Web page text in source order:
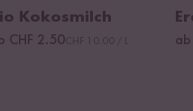
Kokosmilch
CHF 2.50CHF 10.00 / L